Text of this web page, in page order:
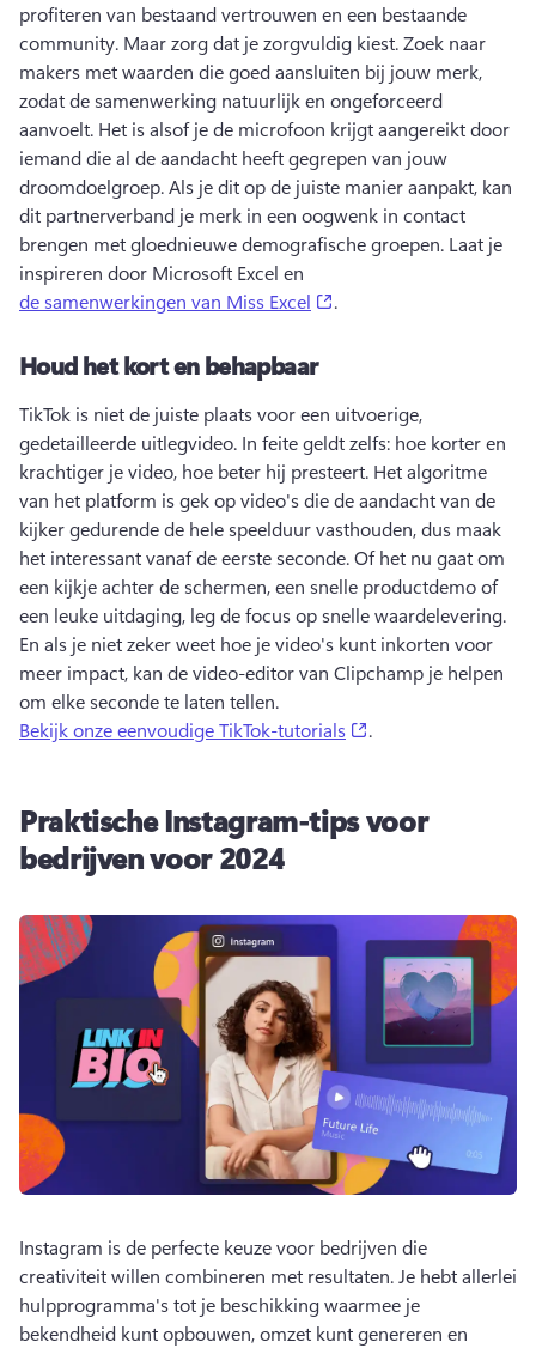
profiteren van bestaand vertrouwen en een bestaande
community. Maar zorg dat je zorgvuldig kiest. Zoek naar
makers met waarden die goed aansluiten bij jouw merk,
zodat de samenwerking natuurlijk en ongeforceerd
aanvoelt. Het is alsof je de microfoon krijgt aangereikt door
iemand die al de aandacht heeft gegrepen van jouw
droomdoelgroep. Als je dit op de juiste manier aanpakt, kan
dit partnerverband je merk in een oogwenk in contact
brengen met gloednieuwe demografische groepen. Laat je
inspireren door Microsoft Excel en
de samenwerkingen van Miss Excel
.
Houd het kort en behapbaar
TikTok is niet de juiste plaats voor een uitvoerige,
gedetailleerde uitlegvideo. In feite geldt zelfs: hoe korter en
krachtiger je video, hoe beter hij presteert. Het algoritme
van het platform is gek op video's die de aandacht van de
kijker gedurende de hele speelduur vasthouden, dus maak
het interessant vanaf de eerste seconde. Of het nu gaat om
een kijkje achter de schermen, een snelle productdemo of
En als je niet zeker weet hoe je video's kunt inkorten voor
meer impact, kan de video-editor van Clipchamp je helpen
om elke seconde te laten tellen.
Bekijk onze eenvoudige TikTok-tutorials
.
Praktische Instagram-tips voor
bedrijven voor 2024
Instagram is de perfecte keuze voor bedrijven die
creativiteit willen combineren met resultaten. Je hebt allerlei
hulpprogramma's tot je beschikking waarmee je
bekendheid kunt opbouwen, omzet kunt genereren en